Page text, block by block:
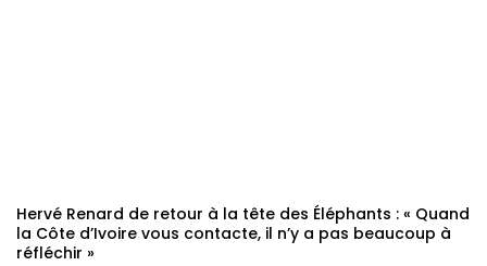
Hervé Renard de retour à la tête des Éléphants : « Quand
la Côte d’Ivoire vous contacte, il n’y a pas beaucoup à
réfléchir »